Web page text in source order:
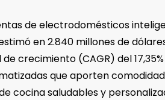
de electrodomésticos
en 2.840 millones de
crecimiento (CAGR) del
que aporten
cocina saludables y